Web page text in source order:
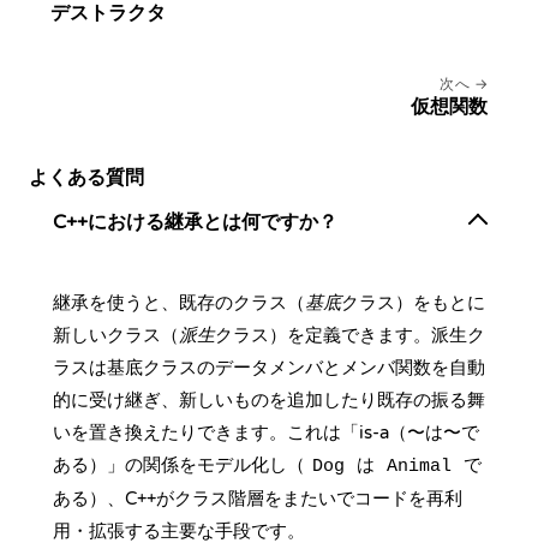
デストラクタ
次へ
仮想関数
よくある質問
C++における継承とは何ですか？
継承を使うと、既存のクラス（基底クラス）をもとに
新しいクラス（派生クラス）を定義できます。派生ク
ラスは基底クラスのデータメンバとメンバ関数を自動
的に受け継ぎ、新しいものを追加したり既存の振る舞
いを置き換えたりできます。これは「is-a（〜は〜で
ある）」の関係をモデル化し（ Dog は Animal
で
ある）、C++がクラス階層をまたいでコードを再利
用・拡張する主要な手段です。